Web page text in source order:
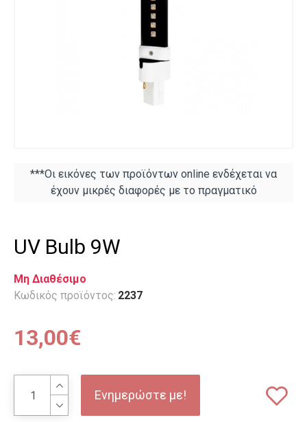
***Οι εικόνες των προϊόντων online ενδέχεται να
έχουν μικρές διαφορές με το πραγματικό
UV Bulb 9W
Μη Διαθέσιμο
Κωδικός προϊόντος: 2237
13,00€
Ενημερώστε με!